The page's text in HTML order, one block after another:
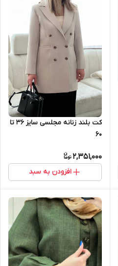
کت بلند زنانه مجلسی سایز ۳۶ تا
۶۰
2,351,000
افزودن به سبد